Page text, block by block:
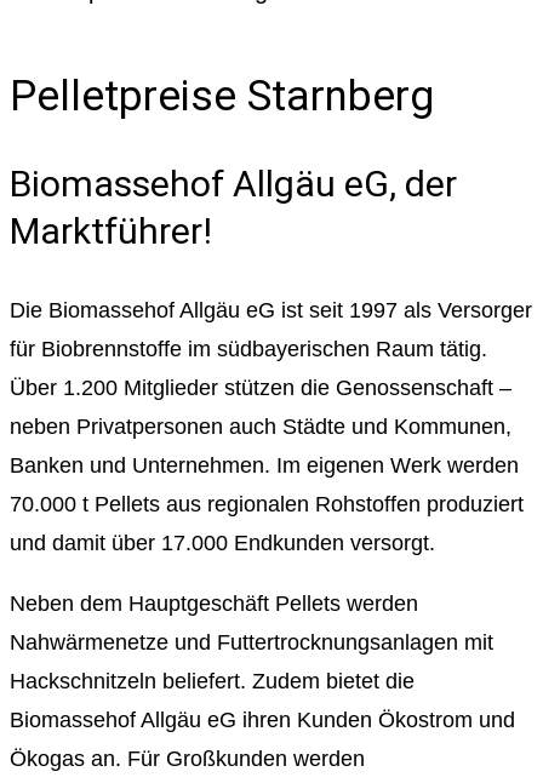
Pelletpreise Starnberg
Biomassehof Allgäu eG, der
Marktführer!
Die Biomassehof Allgäu eG ist seit 1997 als Versorger
für Biobrennstoffe im südbayerischen Raum tätig.
Über 1.200 Mitglieder stützen die Genossenschaft –
neben Privatpersonen auch Städte und Kommunen,
Banken und Unternehmen. Im eigenen Werk werden
70.000 t Pellets aus regionalen Rohstoffen produziert
und damit über 17.000 Endkunden versorgt.
Neben dem Hauptgeschäft Pellets werden
Nahwärmenetze und Futtertrocknungsanlagen mit
Hackschnitzeln beliefert. Zudem bietet die
Biomassehof Allgäu eG ihren Kunden Ökostrom und
Ökogas an. Für Großkunden werden